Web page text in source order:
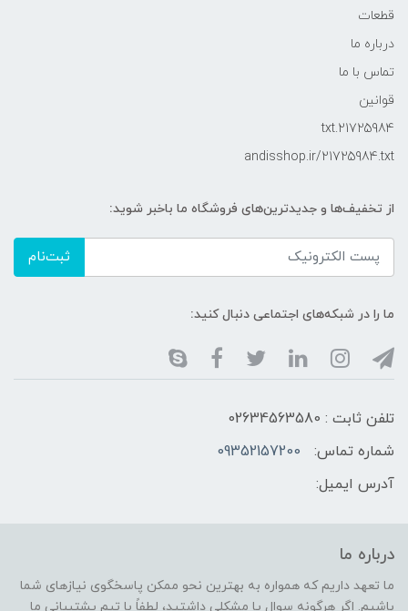
قطعات
درباره ما
تماس با ما
قوانین
21725984.txt
andisshop.ir/21725984.txt
از تخفیف‌ها و جدیدترین‌های فروشگاه ما باخبر شوید:
ثبت‌نام
ما را در شبکه‌های اجتماعی دنبال کنید:
تلفن ثابت : 02634563580
شماره تماس:
09352157200
آدرس ایمیل:
درباره ما
ما تعهد داریم که همواره به بهترین نحو ممکن پاسخگوی نیازهای شما
باشیم. اگر هرگونه سوال یا مشکلی داشتید، لطفاً با تیم پشتیبانی ما